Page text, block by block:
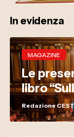
In evidenza
MAGAZINE
Le
libro
Redazione